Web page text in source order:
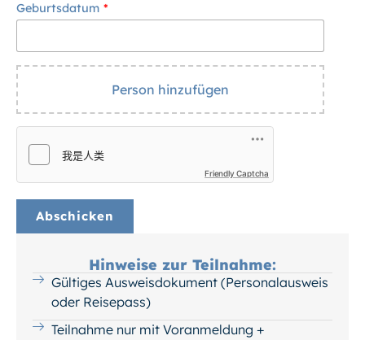
Geburtsdatum
Person hinzufügen
Friendly Captcha
Hinweise zur Teilnahme:
Gültiges Ausweisdokument (Personalausweis
oder Reisepass)
Teilnahme nur mit Voranmeldung +